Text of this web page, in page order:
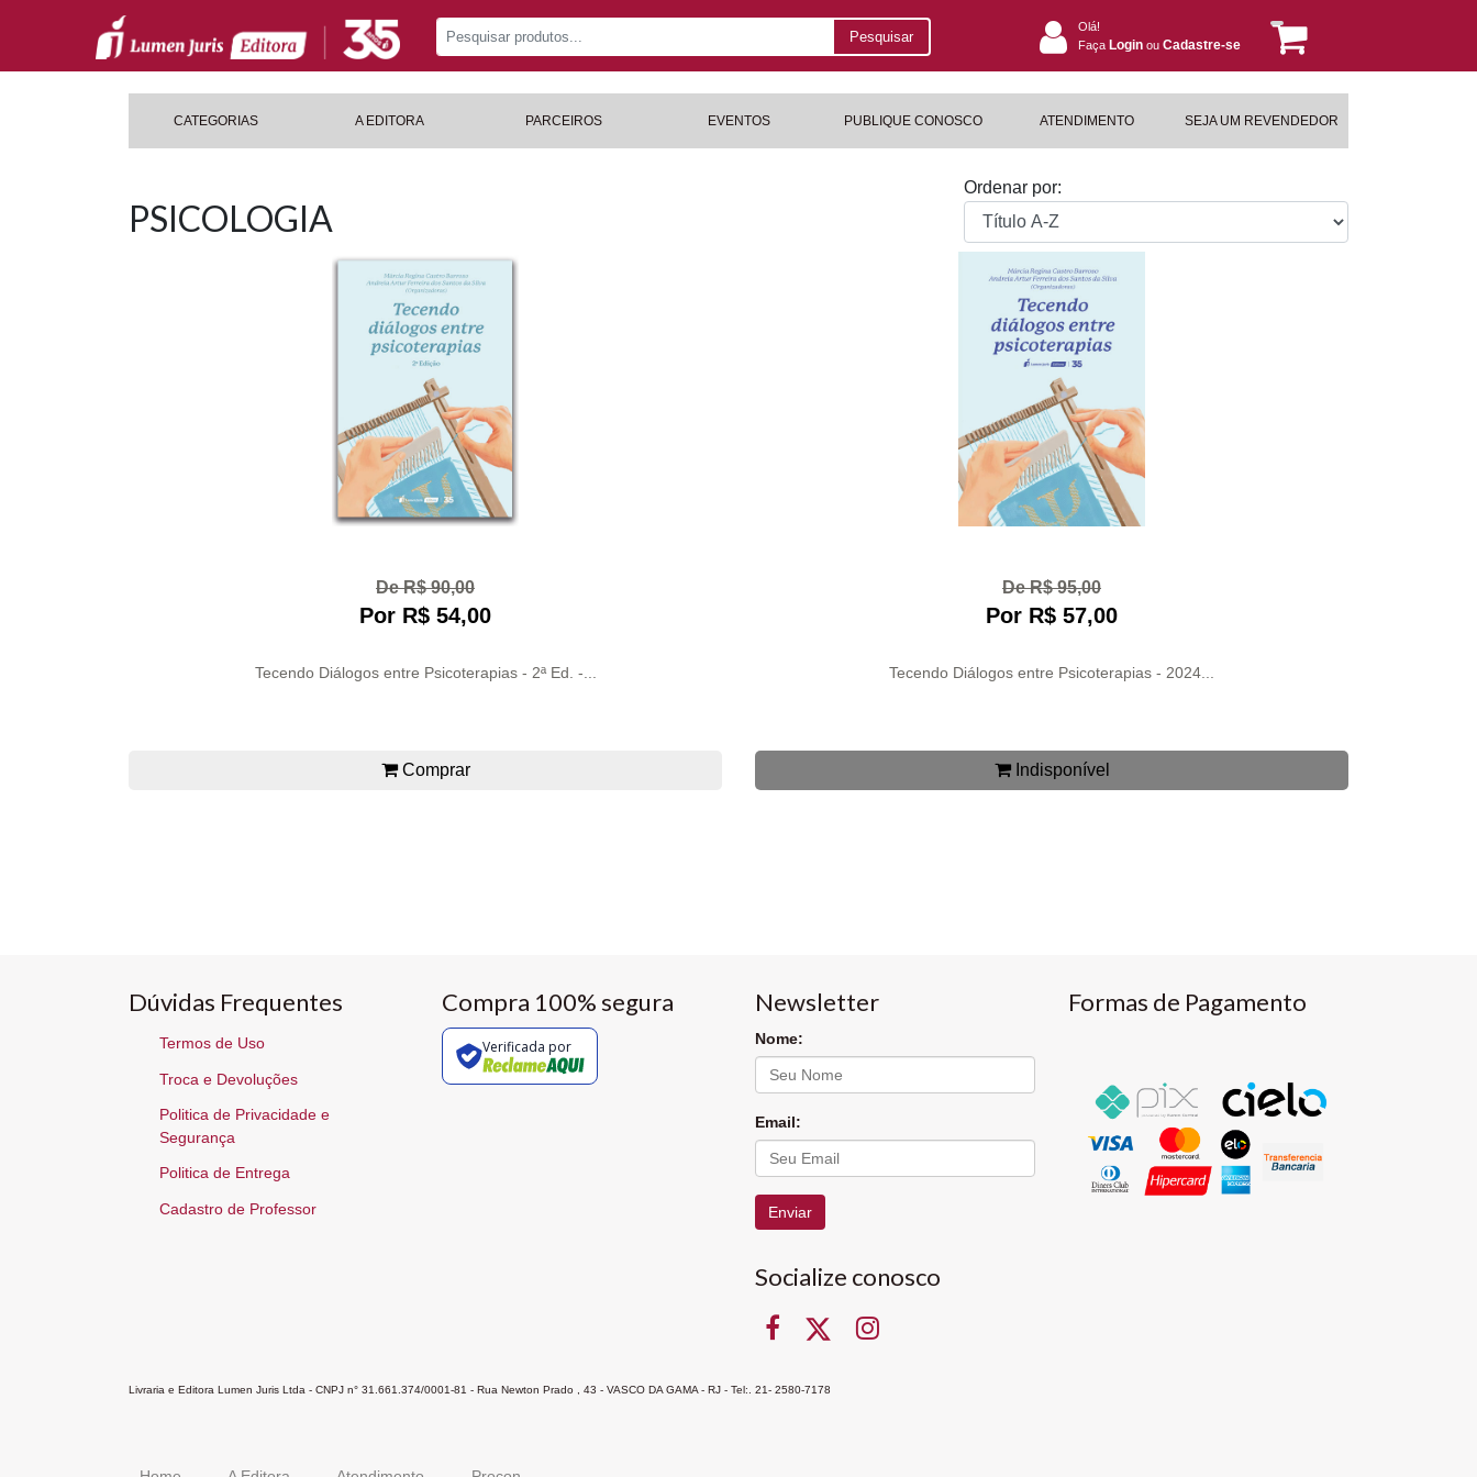
Pesquisar
Olá!
Faça Login ou Cadastre-se
CATEGORIAS A EDITORA PARCEIROS EVENTOS PUBLIQUE CONOSCO ATENDIMENTO SEJA UM REVENDEDOR
PSICOLOGIA
Ordenar por:
De R$ 90,00
Por R$ 54,00
Tecendo Diálogos entre Psicoterapias - 2ª Ed. -...
Comprar
De R$ 95,00
Por R$ 57,00
Tecendo Diálogos entre Psicoterapias - 2024...
Indisponível
Dúvidas Frequentes
Termos de Uso
Troca e Devoluções
Politica de Privacidade e
Segurança
Politica de Entrega
Cadastro de Professor
Compra 100% segura
Verificada por
Newsletter
Nome:
Email:
Enviar
Socialize conosco
Formas de Pagamento
Livraria e Editora Lumen Juris Ltda - CNPJ n° 31.661.374/0001-81 - Rua Newton Prado , 43 - VASCO DA GAMA - RJ - Tel:. 21- 2580-7178